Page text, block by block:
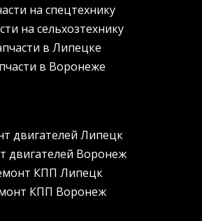
на спецтехнику
на сельхозтехнику
в Липецке
в Воронеже
двигателей Липецк
двигателей Воронеж
КПП Липецк
КПП Воронеж